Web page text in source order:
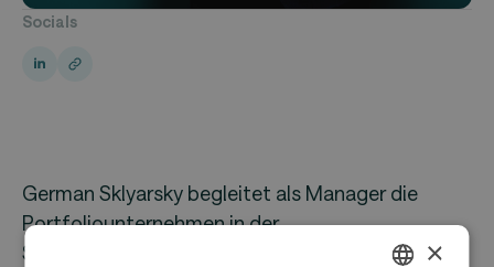
Socials
German Sklyarsky begleitet als Manager die
Portfoliounternehmen in der
Strategieentwicklung und Wertsteigerung.
×